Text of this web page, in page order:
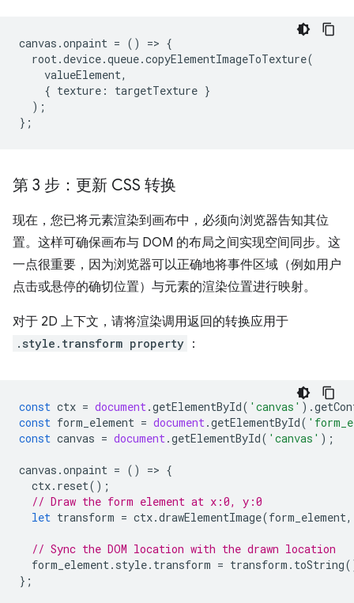
canvas .onpaint = () => {
root.device.queue.copyElementImageToTexture(
valueElement,
{ texture : targetTexture }
);
};
第 3 步：更新 CSS 转换
现在，您已将元素渲染到画布中，必须向浏览器告知其位
置。这样可确保画布与 DOM 的布局之间实现空间同步。这
一点很重要，因为浏览器可以正确地将事件区域（例如用户
点击或悬停的确切位置）与元素的渲染位置进行映射。
对于 2D 上下文，请将渲染调用返回的转换应用于
.style.transform property ：
const ctx = document.getElementById( 'canvas' ).
const form_element = document.getElementById(
const canvas = document.getElementById( 'canvas' );
canvas .onpaint = () => {
ctx. reset();
// Draw the form element at x:0, y:0
let transform = ctx.drawElementImage(form_element,
// Sync the DOM location with the drawn location
form_element. style. transform = transform . toString
};